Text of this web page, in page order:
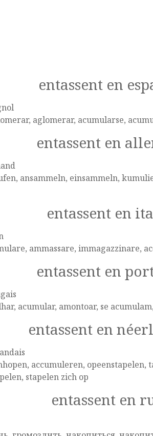
entassent en
aglomerar, acumularse,
entassent en
ansammeln, einsammeln,
entassent en
ammassare, immagazzinare,
entassent en
acumular, amontoar, se
entassent en
accumuleren, opeenstapelen,
stapelen zich op
entassent en